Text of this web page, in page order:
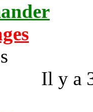
Il y a